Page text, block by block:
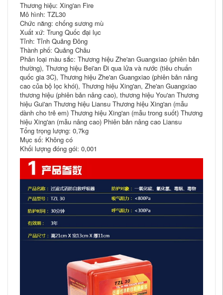
Thương hiệu: Xing'an Fire
Mô hình: TZL30
Chức năng: chống sương mù
Xuất xứ: Trung Quốc đại lục
Tỉnh: Tỉnh Quảng Đông
Thành phố: Quảng Châu
Phân loại màu sắc: Thương hiệu Zhe'an Guangxiao (phiên bản
thường), Thương hiệu Bei'an Đi qua lửa và nước (tiêu chuẩn
quốc gia 3C), Thương hiệu Zhe'an Guangxiao (phiên bản nâng
cao của bộ lọc khói), Thương hiệu Xing'an, Zhe'an Guangxiao
thương hiệu (phiên bản nâng cao), thương hiệu You'an Thương
hiệu Gui'an Thương hiệu Liansu Thương hiệu Xing'an (mẫu
dành cho trẻ em) Thương hiệu Xing'an (mẫu trong suốt) Thương
hiệu Xing'an (mẫu nâng cao) Phiên bản nâng cao Liansu
Tổng trọng lượng: 0,7kg
Mục số: Không có
Khối lượng đóng gói: 0,001